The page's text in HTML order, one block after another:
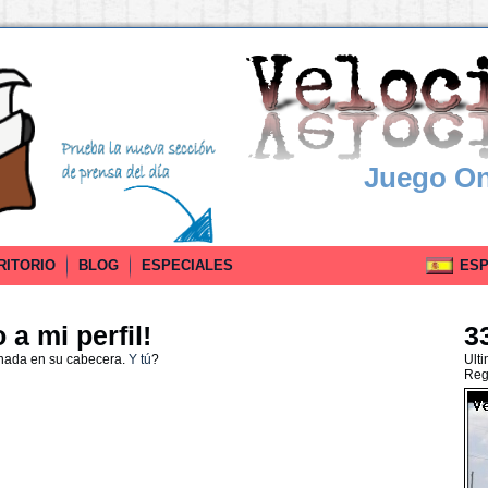
Juego
BLOG ESPECIALES
a mi perfil!
en su cabecera. Y tú?